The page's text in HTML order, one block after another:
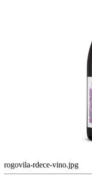
rogovila-rdece-vino.jpg